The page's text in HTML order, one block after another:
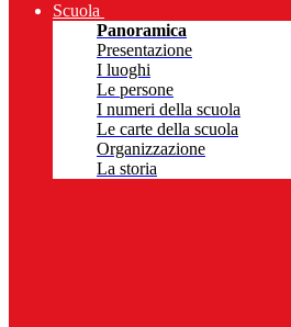
Scuola
Panoramica
Presentazione
I luoghi
Le persone
I numeri della scuola
Le carte della scuola
Organizzazione
La storia